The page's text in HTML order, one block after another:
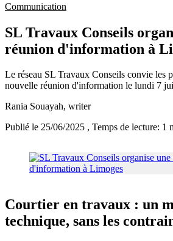
Communication
SL Travaux Conseils
réunion d'information à
Le réseau SL Travaux Conseils convie les
nouvelle réunion d'information le lundi 7
Rania Souayah, writer
Publié le 25/06/2025 , Temps de lecture: 1
Courtier en travaux : un
technique, sans les